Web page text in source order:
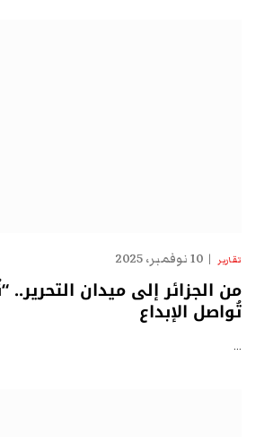
تقارير 10 نوفمبر، 2025
من الجزائر إلى ميدان
تُواصل الإبداع
…